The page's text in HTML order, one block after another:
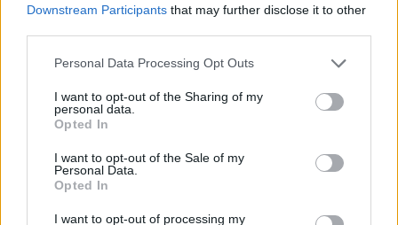
Downstream Participants that may further disclose it to other
Please note that this website/app uses one or more Google
not limited to your visit or usage behaviour. You may click to
grant or deny consent to Google and its third-party tags to
use your data for below specified purposes in below Google
consent section.
Personal Data Processing Opt Outs
I want to opt-out of the Sharing of my
personal data.
Opted In
I want to opt-out of the Sale of my
Personal Data.
Opted In
I want to opt-out of processing my
Η ΣΤΗΛΗ ΜΑΣ